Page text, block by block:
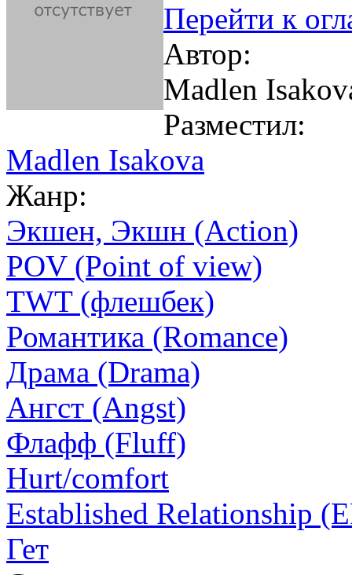
Перейти к
Автор:
Madlen
Разместил:
Madlen Isakova
Жанр:
Экшен, Экшн (Action)
POV (Point of view)
TWT (флешбек)
Романтика (Romance)
Драма (Drama)
Ангст (Angst)
Флафф (Fluff)
Hurt/comfort
Established Relationship
Гет